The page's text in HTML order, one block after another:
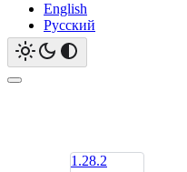
English
Русский
1.28.2